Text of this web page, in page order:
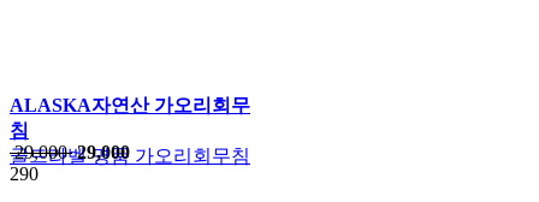
ALASKA자연산 가오리회무
침
골드라벨 명품 가오리회무침
29,000 29,000
290